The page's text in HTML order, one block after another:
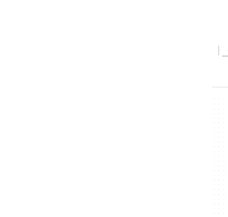
الخدمات المصرفية عبر الهاتف المحمول لأجهزة الآيفون